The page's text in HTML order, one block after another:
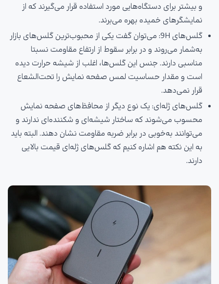
و بیشتر برای دستگاه‌هایی مورد استفاده قرار می‌گیرند که از
نمایشگرهای خمیده بهره می‌برند.
گلس‌های 9H: می‌توان گفت یکی از محبوب‌ترین گلس‌های بازار
به‌شمار می‌روند و در برابر سقوط از ارتفاع مقاومت نسبتا
مناسبی دارند. جنس این گلس‌ها، اغلب از شیشه حرارت دیده
است و مقدار حساسیت لمس صفحه نمایش را تحت‌الشعاع
قرار نمی‌دهد.
گلس‌های ژله‌ای: یک نوع دیگر از محافظ‌های صفحه نمایش
محسوب می‌شوند که ساختار شیشه‌ای و شکننده‌ای ندارند و
می‌توانند به‌خوبی در برابر ضربه مقاومت نشان دهند. البته باید
به این نکته هم اشاره کنیم که گلس‌های ژله‌ای قیمت بالایی
دارند.